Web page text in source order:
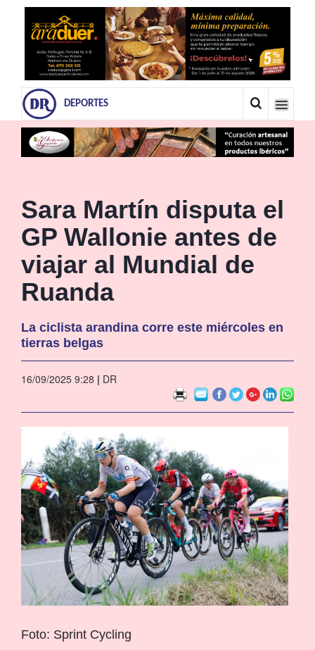
DEPORTES
Sara Martín disputa el
GP Wallonie antes de
viajar al Mundial de
Ruanda
La ciclista arandina corre este miércoles en
tierras belgas
16/09/2025 9:28 | DR
Foto: Sprint Cycling